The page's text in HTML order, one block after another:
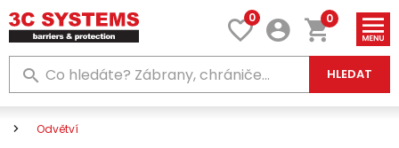
0
HLEDAT
0
Odvětví